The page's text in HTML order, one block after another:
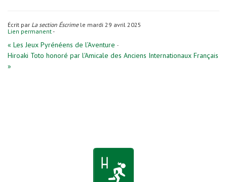
Écrit par La section Éscrimele mardi 29 avril 2025
Lien permanent-
« Les Jeux Pyrénéens de l’Aventure -
Hiroaki Toto honoré par l'Amicale des Anciens Internationaux Français
»